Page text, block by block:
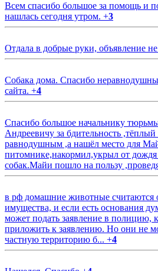
Всем спасибо большое за помощь и
нашлась сегодня утром. +3
Отдала в добрые руки, объявление не
Собака дома. Спасибо
сайта. +4
Спасибо большое начальнику
Андреевичу за бдительность
равнодушным ,а нашёл место для
питомнике,накормил,укрыл от дождя
собак.Майи пошло на пользу
в рф домашние животные считаются
имущества, и если есть основания
может подать заявление в полицию,
приложить к заявлению. Но они не
частную территорию б... +4